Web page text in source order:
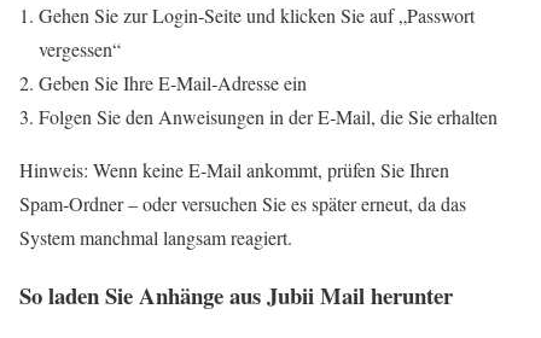
Gehen Sie zur Login‑Seite und klicken Sie auf „Passwort
vergessen“
Geben Sie Ihre E‑Mail‑Adresse ein
Folgen Sie den Anweisungen in der E‑Mail, die Sie erhalten
Hinweis: Wenn keine E‑Mail ankommt, prüfen Sie Ihren
Spam‑Ordner – oder versuchen Sie es später erneut, da das
System manchmal langsam reagiert.
So laden Sie Anhänge aus Jubii Mail herunter